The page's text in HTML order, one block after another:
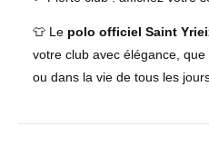
👕 Le polo officiel Saint
votre club avec élégance,
ou dans la vie de tous les